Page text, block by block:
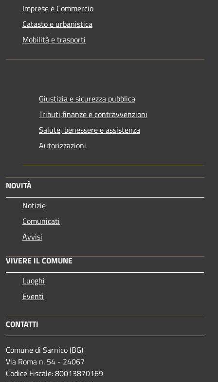
Imprese e Commercio
Catasto e urbanistica
Mobilità e trasporti
Giustizia e sicurezza pubblica
Tributi,finanze e contravvenzioni
Salute, benessere e assistenza
Autorizzazioni
NOVITÀ
Notizie
Comunicati
Avvisi
VIVERE IL COMUNE
Luoghi
Eventi
CONTATTI
Comune di Sarnico (BG)
Via Roma n. 54 - 24067
Codice Fiscale: 80013870169